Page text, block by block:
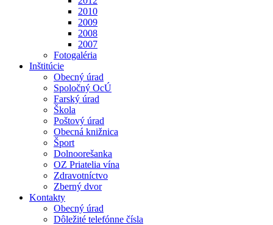
2010
2009
2008
2007
Fotogaléria
Inštitúcie
Obecný úrad
Spoločný OcÚ
Farský úrad
Škola
Poštový úrad
Obecná knižnica
Šport
Dolnoorešanka
OZ Priatelia vína
Zdravotníctvo
Zberný dvor
Kontakty
Obecný úrad
Dôležité telefónne čísla